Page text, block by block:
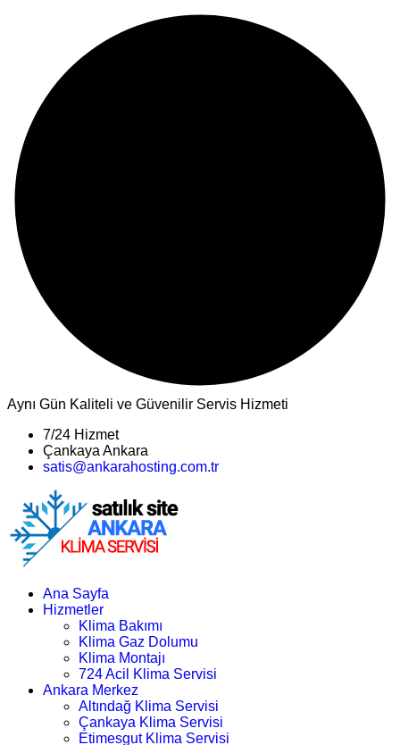
Aynı Gün Kaliteli ve Güvenilir Servis Hizmeti
7/24 Hizmet
Çankaya Ankara
satis@ankarahosting.com.tr
Ana Sayfa
Hizmetler
Klima Bakımı
Klima Gaz Dolumu
Klima Montajı
724 Acil Klima Servisi
Ankara Merkez
Altındağ Klima Servisi
Çankaya Klima Servisi
Etimesgut Klima Servisi